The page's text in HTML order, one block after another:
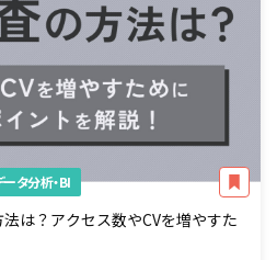
ータ分析・BI
は？アクセス数やCVを増やすた